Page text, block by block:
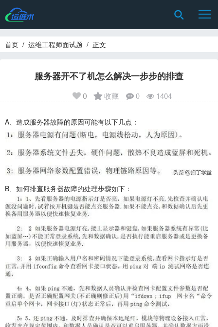
首页 / 运维工程师面试题 / 正文
服务器开不了机怎么解决一步步的排查
1404
0
收藏
0
A、造成服务器故障的原因可能有以下几点：
B、如何排查服务器故障的处理步骤如下：